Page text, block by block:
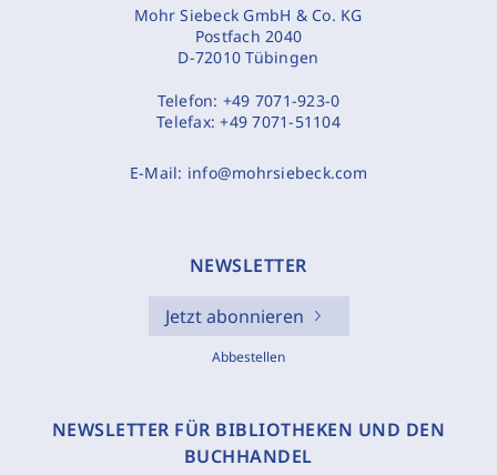
Mohr Siebeck GmbH & Co. KG
Postfach 2040
D-72010 Tübingen
Telefon: +49 7071-923-0
Telefax:+49 7071-51104
E-Mail: info@mohrsiebeck.com
NEWSLETTER
Jetzt abonnieren
Abbestellen
NEWSLETTER FÜR BIBLIOTHEKEN UND DEN
BUCHHANDEL